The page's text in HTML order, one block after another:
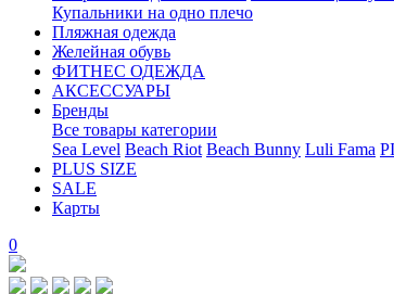
Купальники на одно плечо
Пляжная одежда
Желейная обувь
ФИТНЕС ОДЕЖДА
АКСЕССУАРЫ
Бренды
Все товары категории
Sea Level Beach Riot Beach Bunny Luli Fama
PLUS SIZE
SALE
Карты
0